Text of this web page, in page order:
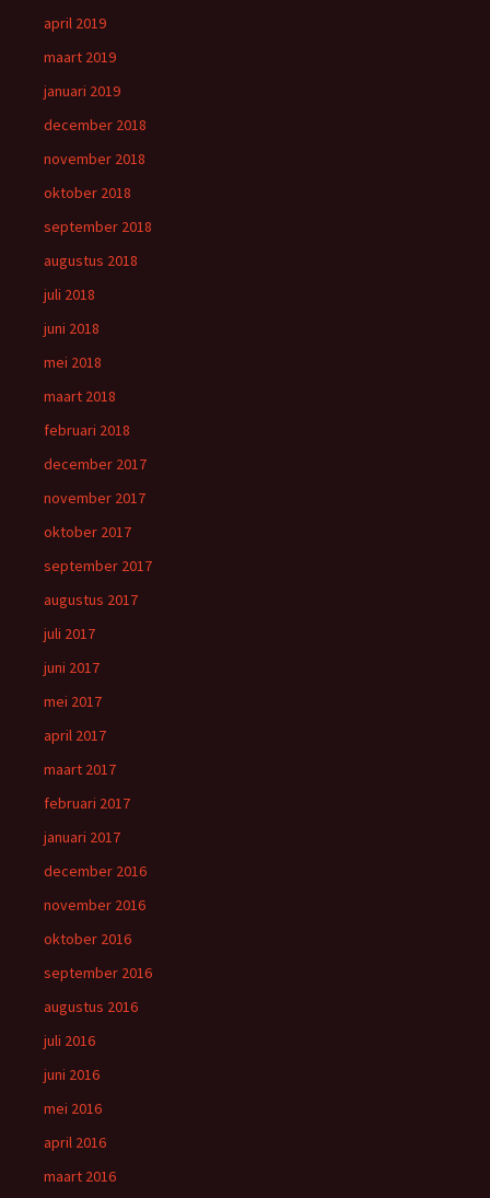
april 2019
maart 2019
januari 2019
december 2018
november 2018
oktober 2018
september 2018
augustus 2018
juli 2018
juni 2018
mei 2018
maart 2018
februari 2018
december 2017
november 2017
oktober 2017
september 2017
augustus 2017
juli 2017
juni 2017
mei 2017
april 2017
maart 2017
februari 2017
januari 2017
december 2016
november 2016
oktober 2016
september 2016
augustus 2016
juli 2016
juni 2016
mei 2016
april 2016
maart 2016